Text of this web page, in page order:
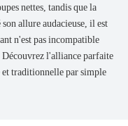
nettes, tandis que la
allure audacieuse, il est
n'est pas incompatible
Découvrez l'alliance parfaite
traditionnelle par simple